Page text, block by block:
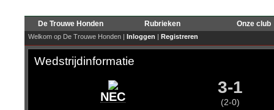
De Trouwe Honden Rubrieken Onze club
Welkom op De Trouwe Honden | Inloggen | Registreren
Wedstrijdinformatie
NEC 3-1
(2-0)